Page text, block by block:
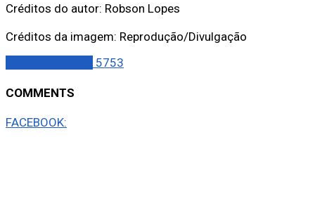
Créditos do autor: Robson Lopes
Créditos da imagem: Reprodução/Divulgação
5753
COMMENTS
FACEBOOK: